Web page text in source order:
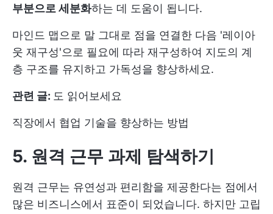
부분으로 세분화하는 데 도움이 됩니다.
마인드 맵으로 말 그대로 점을 연결한 다음 '레이아
웃 재구성'으로 필요에 따라 재구성하여 지도의 계
층 구조를 유지하고 가독성을 향상하세요.
관련 글: 도 읽어보세요
직장에서 협업 기술을 향상하는 방법
5. 원격 근무 과제 탐색하기
원격 근무는 유연성과 편리함을 제공한다는 점에서
많은 비즈니스에서 표준이 되었습니다. 하지만 고립